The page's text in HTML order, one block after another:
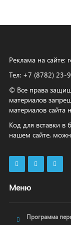
Реклама на сайте:
Тел: +7 (8782)
© Все права
материалов
материалов сайта
Код для вставки в
нашем сайте,
Меню
Программа